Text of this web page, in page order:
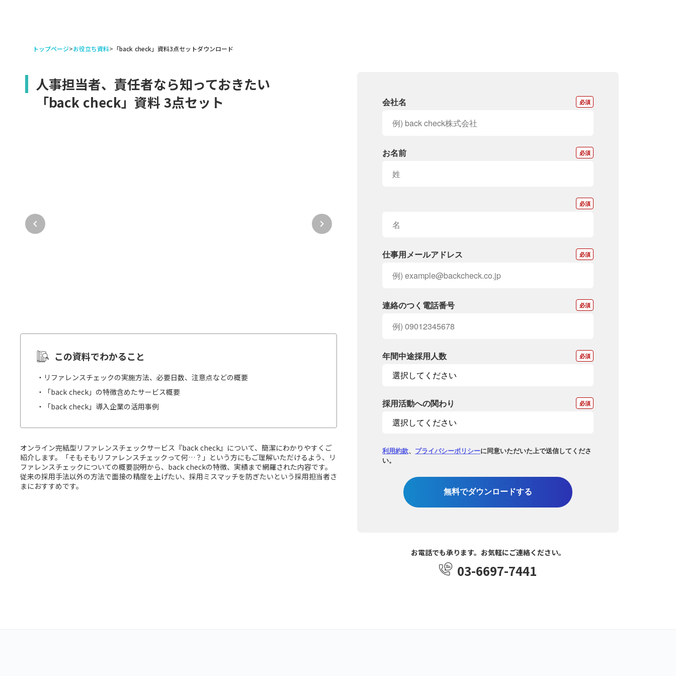
トップページ>お役立ち資料> 「back check」資料3点セットダウンロード
人事担当者、責任者なら知っておきたい
「back check」資料 3点セット
keyboard_arrow_left keyboard_arrow_right
この資料でわかること
・リファレンスチェックの実施方法、必要日数、注意点などの概要
・「back check」の特徴含めたサービス概要
・「back check」導入企業の活用事例
オンライン完結型リファレンスチェックサービス『back check』について、簡潔にわかりやすくご
紹介します。「そもそもリファレンスチェックって何…？」という方にもご理解いただけるよう、リ
ファレンスチェックについての概要説明から、back checkの特徴、実績まで網羅された内容です。
従来の採用手法以外の方法で面接の精度を上げたい、採用ミスマッチを防ぎたいという採用担当者さ
まにおすすめです。
*
会社名
*
お名前
*
*
仕事用メールアドレス
*
連絡のつく電話番号
*
年間中途採用人数
*
採用活動への関わり
利用約款、 プライバシーポリシーに同意いただいた上で送信してくださ
い。
無料でダウンロードする
お電話でも承ります。お気軽にご連絡ください。
03-6697-7441